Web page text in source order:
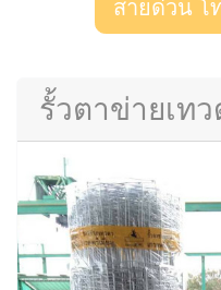
สายด่วน โ
รั้วตาข่ายเทว